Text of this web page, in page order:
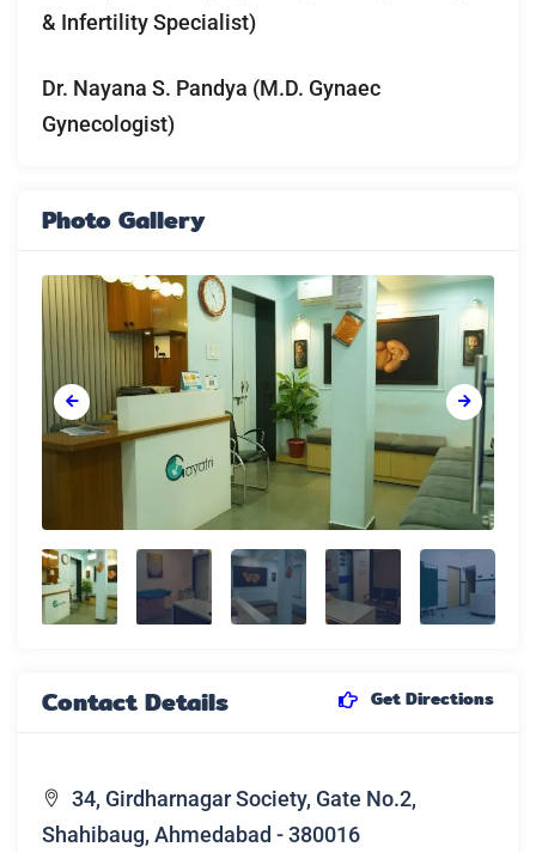
& Infertility Specialist)
Dr. Nayana S. Pandya (M.D. Gynaec
Gynecologist)
Photo Gallery
Contact Details Get Directions
34, Girdharnagar Society, Gate No.2,
Shahibaug, Ahmedabad - 380016